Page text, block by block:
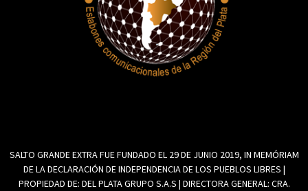
SALTO GRANDE EXTRA FUE FUNDADO EL 29 DE JUNIO 2019, IN MEMÓRIAM
DE LA DECLARACIÓN DE INDEPENDENCIA DE LOS PUEBLOS LIBRES |
PROPIEDAD DE: DEL PLATA GRUPO S.A.S | DIRECTORA GENERAL: CRA.